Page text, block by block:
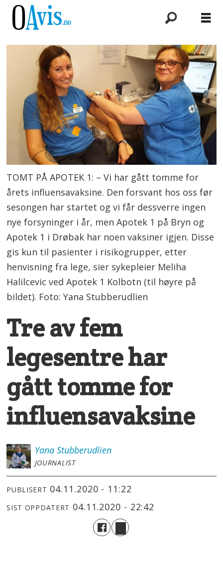
TOMT PÅ APOTEK 1: – Vi har gått tomme for
årets influensavaksine. Den forsvant hos oss før
sesongen har startet og vi får dessverre ingen
nye forsyninger i år, men Apotek 1 på Bryn og
Apotek 1 i Drøbak har noen vaksiner igjen. Disse
gis kun til pasienter i risikogrupper, etter
henvisning fra lege, sier sykepleier Meliha
Halilcevic ved Apotek 1 Kolbotn (til høyre på
bildet). Foto: Yana Stubberudlien
Tre av fem
legesentre har
gått tomme for
influensavaksine
Yana Stubberudlien
JOURNALIST
PUBLISERT 04.11.2020 - 11:22
SIST OPPDATERT 04.11.2020 - 22:42